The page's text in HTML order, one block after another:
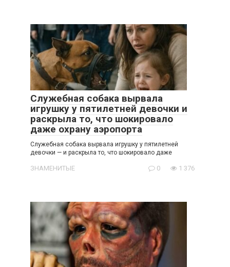
Служебная собака вырвала
игрушку у пятилетней девочки и
раскрыла то, что шокировало
даже охрану аэропорта
Служебная собака вырвала игрушку у пятилетней
девочки — и раскрыла то, что шокировало даже
ЗНАМЕНИТЫЕ 0 1 376